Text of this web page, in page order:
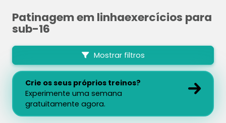
Patinagem em linhaexercícios para
sub-16
Mostrar filtros
Crie os seus próprios treinos?
Experimente uma semana
gratuitamente agora.